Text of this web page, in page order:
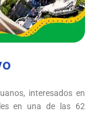
interesados en
en una de las 62